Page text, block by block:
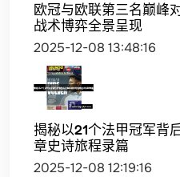
欧冠与欧联第三名巅峰
战术博弈全景呈现
2025-12-08 13:48:16
揭秘以21个法甲冠军背
章史诗旅程录篇
2025-12-08 12:19:16